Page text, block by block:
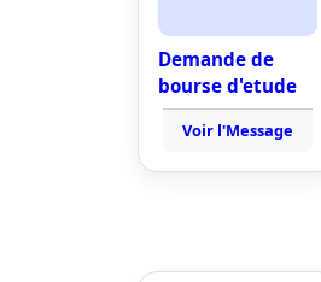
Demande de
bourse d'etude
Voir l'Message